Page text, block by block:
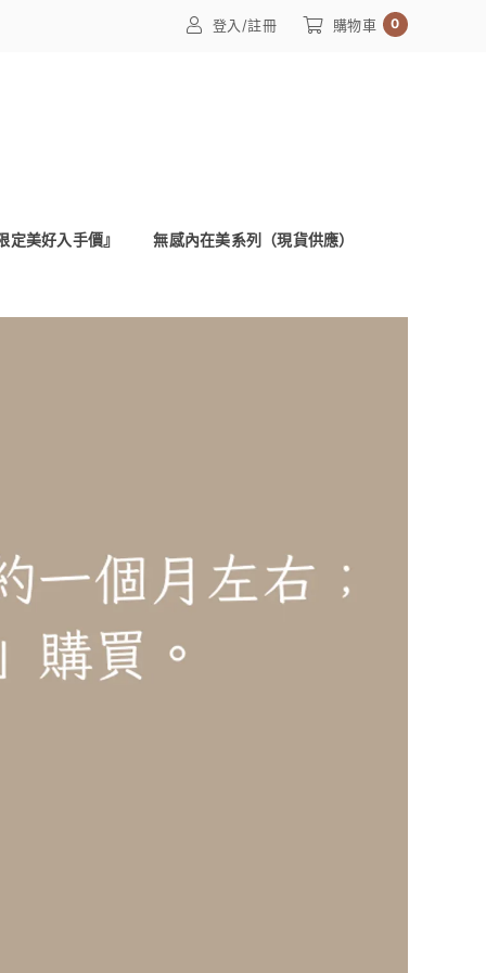
登入/註冊 購物車 0
定美好入手價』 無感內在美系列（現貨供應）